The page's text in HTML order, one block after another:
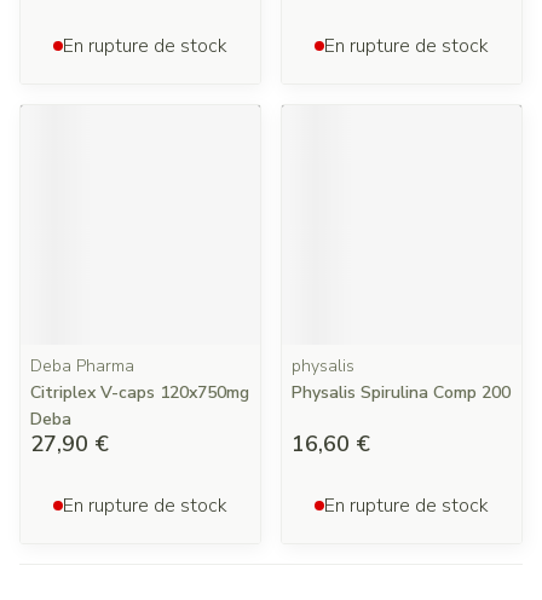
En rupture de stock En rupture de stock
Deba Pharma
Citriplex V-caps 120x750mg
Deba
27,90 €
En rupture de stock
physalis
Physalis Spirulina Comp 200
16,60 €
En rupture de stock